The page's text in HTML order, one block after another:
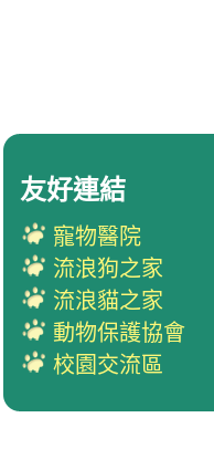
友好連結
寵物醫院
流浪狗之家
流浪貓之家
動物保護協會
校園交流區